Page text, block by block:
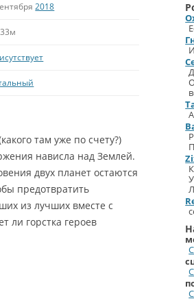
2018
там уже по счету?)
нависла над Землей.
двух планет остаются
предотвратить
из лучших вместе с
ли горстка героев